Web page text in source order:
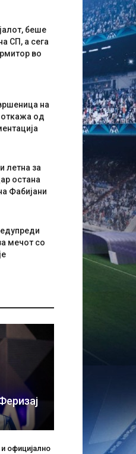
беше
СП, а сега
во
на
од
летна за
остана
Фабијани
мечот со
официјално